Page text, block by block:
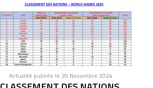
Actualité publiée le 20 Novembre 2024